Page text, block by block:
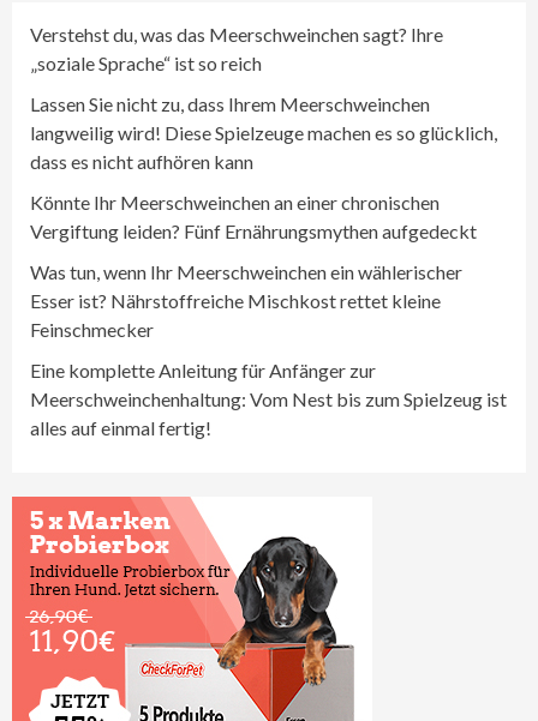
Verstehst du, was das Meerschweinchen sagt? Ihre
„soziale Sprache“ ist so reich
Lassen Sie nicht zu, dass Ihrem Meerschweinchen
langweilig wird! Diese Spielzeuge machen es so glücklich,
dass es nicht aufhören kann
Könnte Ihr Meerschweinchen an einer chronischen
Vergiftung leiden? Fünf Ernährungsmythen aufgedeckt
Was tun, wenn Ihr Meerschweinchen ein wählerischer
Esser ist? Nährstoffreiche Mischkost rettet kleine
Feinschmecker
Eine komplette Anleitung für Anfänger zur
Meerschweinchenhaltung: Vom Nest bis zum Spielzeug ist
alles auf einmal fertig!